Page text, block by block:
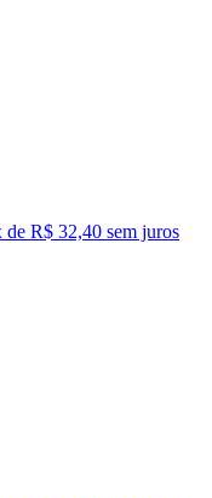
de R$ 32,40 sem juros